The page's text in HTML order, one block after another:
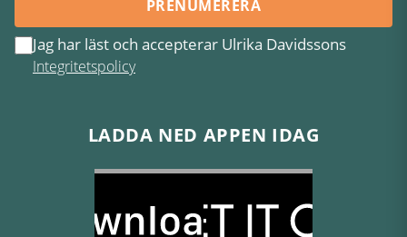
PRENUMERERA
Jag har läst och accepterar Ulrika Davidssons
Integritetspolicy
LADDA NED APPEN IDAG